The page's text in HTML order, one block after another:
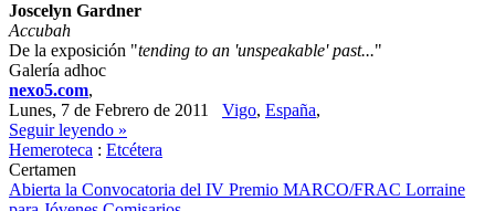
Joscelyn Gardner
Accubah
De la exposición "tending to an 'unspeakable' past..."
Galería adhoc
nexo5.com,
Lunes, 7 de Febrero de 2011 Vigo, España,
Seguir leyendo »
Hemeroteca : Etcétera
Certamen
Abierta la Convocatoria del IV Premio MARCO/FRAC Lorraine